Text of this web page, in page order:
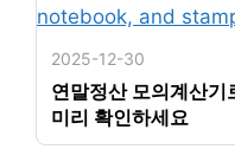
2025-12-30
연말정산 모의계산기
미리 확인하세요